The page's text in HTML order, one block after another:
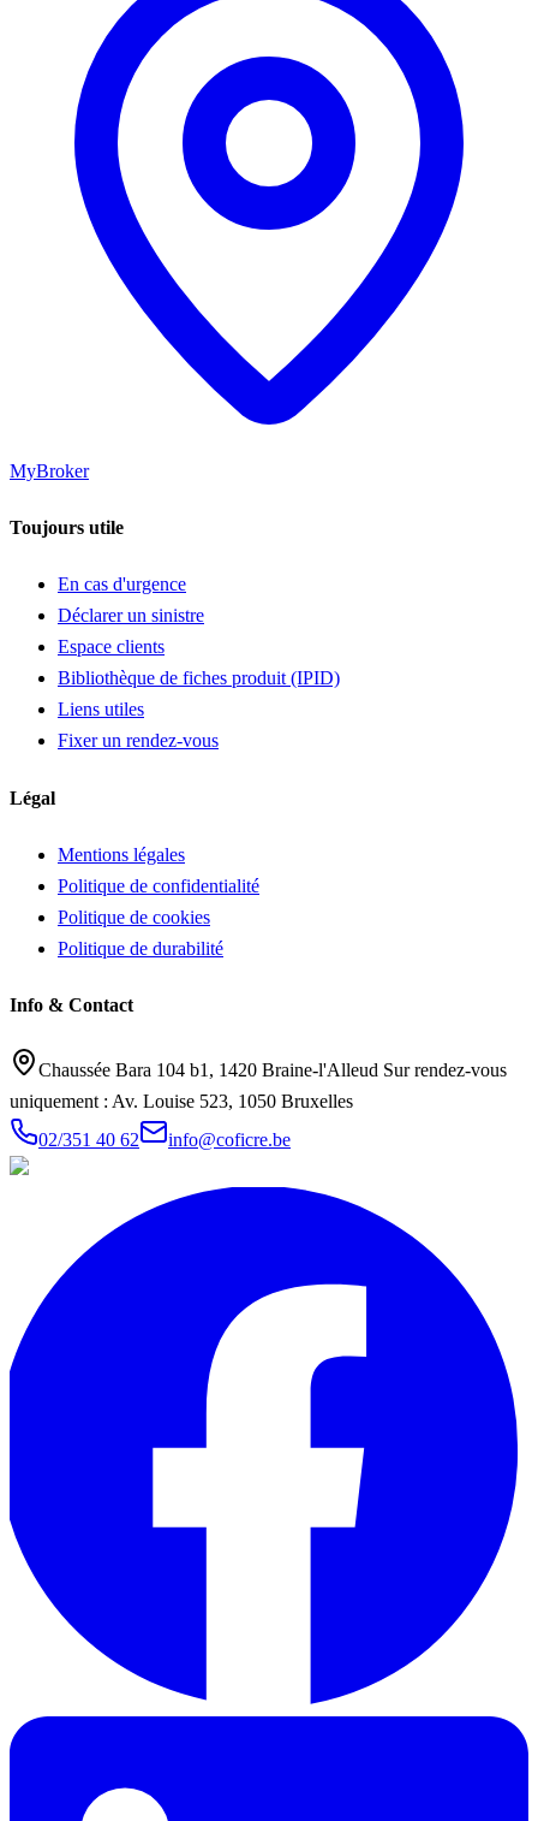
MyBroker
Toujours utile
En cas d'urgence
Déclarer un sinistre
Espace clients
Bibliothèque de fiches produit (IPID)
Liens utiles
Fixer un rendez-vous
Légal
Mentions légales
Politique de confidentialité
Politique de cookies
Politique de durabilité
Info & Contact
Chaussée Bara 104 b1, 1420 Braine-l'Alleud Sur rendez-vous
uniquement : Av. Louise 523, 1050 Bruxelles
02/351 40 62
info@coficre.be